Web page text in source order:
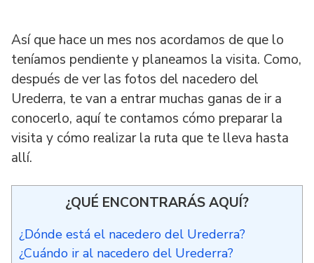
Así que hace un mes nos acordamos de que lo
teníamos pendiente y planeamos la visita. Como,
después de ver las fotos del nacedero del
Urederra, te van a entrar muchas ganas de ir a
conocerlo, aquí te contamos cómo preparar la
visita y cómo realizar la ruta que te lleva hasta
allí.
¿QUÉ ENCONTRARÁS AQUÍ?
¿Dónde está el nacedero del Urederra?
¿Cuándo ir al nacedero del Urederra?